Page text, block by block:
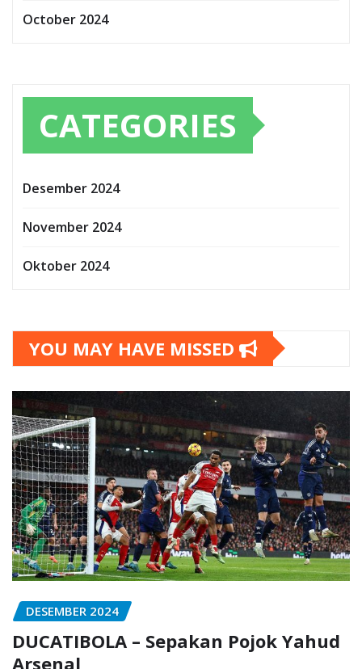
October 2024
CATEGORIES
Desember 2024
November 2024
Oktober 2024
YOU MAY HAVE MISSED
DESEMBER 2024
DUCATIBOLA – Sepakan Pojok Yahud
Arsenal